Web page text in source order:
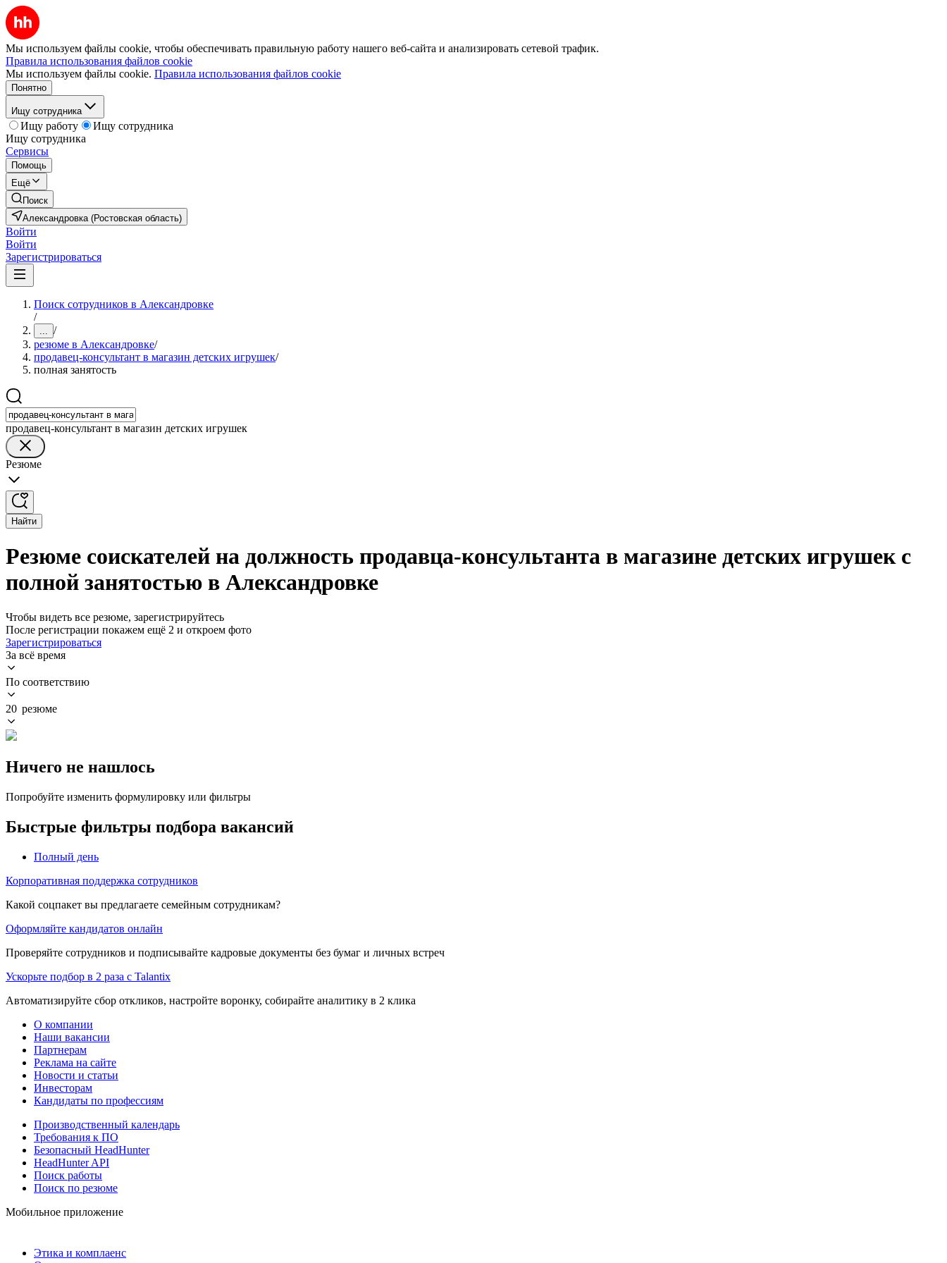
Мы используем файлы cookie, чтобы обеспечивать правильную работу нашего веб-сайта и анализировать сетевой трафик.
Правила использования файлов cookie
Мы используем файлы cookie. Правила использования файлов cookie
Понятно
Ищу сотрудника
Ищу работу
Ищу сотрудника
Ищу сотрудника
Сервисы
Помощь
Ещё
Поиск
Александровка (Ростовская область)
Войти
Войти
Зарегистрироваться
Поиск сотрудников в Александровке
/
... /
резюме в Александровке/
продавец-консультант в магазин детских игрушек/
полная занятость
продавец-консультант в магазин детских игрушек
Резюме
Найти
Резюме соискателей на должность продавца-консультанта в магазине детских игрушек с
полной занятостью в Александровке
Чтобы видеть все резюме, зарегистрируйтесь
После регистрации покажем ещё 2 и откроем фото
Зарегистрироваться
За всё время
По соответствию
20 резюме
Ничего не нашлось
Попробуйте изменить формулировку или фильтры
Быстрые фильтры подбора вакансий
Полный день
Корпоративная поддержка сотрудников
Какой соцпакет вы предлагаете семейным сотрудникам?
Оформляйте кандидатов онлайн
Проверяйте сотрудников и подписывайте кадровые документы без бумаг и личных встреч
Ускорьте подбор в 2 раза с Talantix
Автоматизируйте сбор откликов, настройте воронку, собирайте аналитику в 2 клика
О компании
Наши вакансии
Партнерам
Реклама на сайте
Новости и статьи
Инвесторам
Кандидаты по профессиям
Производственный календарь
Требования к ПО
Безопасный HeadHunter
HeadHunter API
Поиск работы
Поиск по резюме
Мобильное приложение
Этика и комплаенс